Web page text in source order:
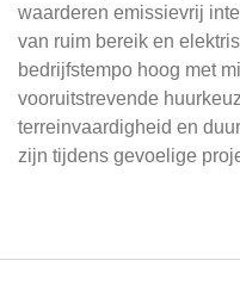
waarderen emissievrij
van ruim bereik en
bedrijfstempo hoog met
vooruitstrevende
terreinvaardigheid en
zijn tijdens gevoelige